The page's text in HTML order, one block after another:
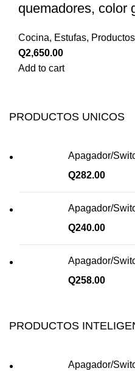
quemadores, color
Cocina, Estufas, Productos
Q2,650.00
Add to cart
PRODUCTOS UNICOS
Apagador/
Q282.00
Apagador/
Q240.00
Apagador/
Q258.00
PRODUCTOS
Apagador/